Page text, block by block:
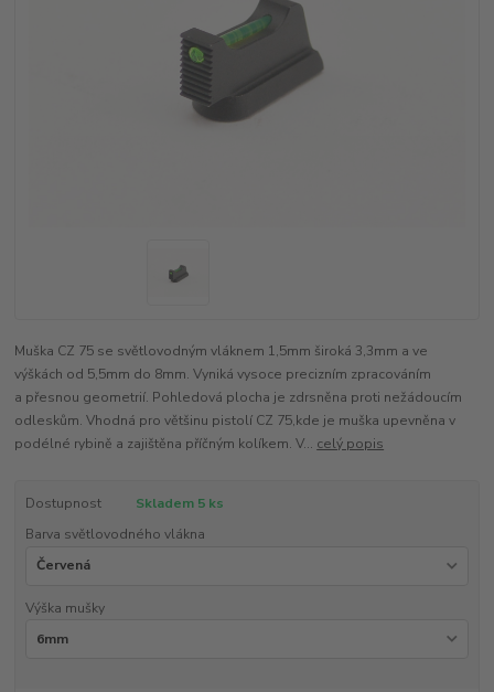
Muška CZ 75 se světlovodným vláknem 1,5mm široká 3,3mm a ve
výškách od 5,5mm do 8mm. Vyniká vysoce precizním zpracováním
a přesnou geometrií. Pohledová plocha je zdrsněna proti nežádoucím
odleskům. Vhodná pro většinu pistolí CZ 75,kde je muška upevněna v
podélné rybině a zajištěna příčným kolíkem. V... celý popis
Dostupnost
Skladem 5 ks
Barva světlovodného vlákna
Výška mušky